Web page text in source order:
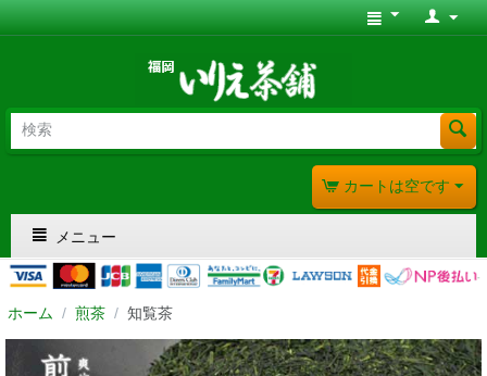
カートは空です
メニュー
ホーム / 煎茶 / 知覧茶